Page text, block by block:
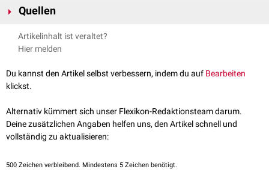
ist, ist jedoch aus strenger medizinischer Sicht eigentlich jeder enterale
Einnahmewege bergen die erhöhte Gefahr einer
Schutzmechanismen wie das
Ausgänge sind möglich.
FlexiEssay: Kinder aus Alkoholikerfamilien
Quellen
Wkipedia: Alkoholeinlauf
Artikelinhalt ist veraltet?
Hier melden
Du kannst den Artikel selbst verbessern, indem du auf Bearbeiten
klickst.
Alternativ kümmert sich unser Flexikon-Redaktionsteam darum.
Deine zusätzlichen Angaben helfen uns, den Artikel schnell und
vollständig zu aktualisieren:
500 Zeichen verbleibend. Mindestens 5 Zeichen benötigt.